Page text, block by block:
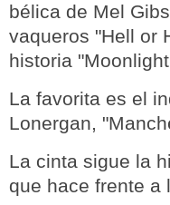
bélica de Mel
vaqueros "Hell or
historia
La favorita es el
Lonergan,
La cinta sigue la
que hace frente a